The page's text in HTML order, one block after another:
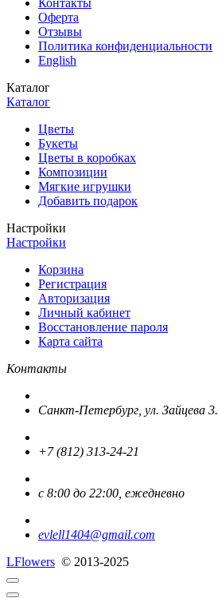
Оферта
Отзывы
Политика конфиденциальности
English
Каталог
Каталог
Цветы
Букеты
Цветы в коробках
Композиции
Мягкие игрушки
Добавить подарок
Настройки
Настройки
Корзина
Регистрация
Авторизация
Личный кабинет
Восстановление пароля
Карта сайта
Контакты
Санкт-Петербург, ул. Зайцева 3.
+7 (812) 313-24-21
с 8:00 до 22:00, ежедневно
evlell1404@gmail.com
LFlowers © 2013-2025